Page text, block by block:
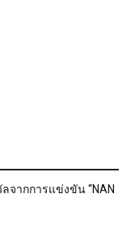
จากการแข่งขัน “NAN